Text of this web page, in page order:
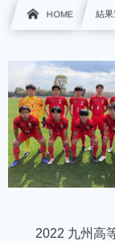
HOME 結果
2022 九州高